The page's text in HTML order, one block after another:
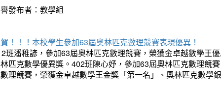
發布者：教學組
！！！本校學生參加63屆奧林匹克數理競賽表現優異！
班潘稚諺，參加63屆奧林匹克數理競賽，榮獲金卓越數學王
匹克數學優異獎。402班陳心妤，參加63屆奧林匹克數理競
理競賽，榮獲金卓越數學王金獎「第一名」、奧林匹克數學